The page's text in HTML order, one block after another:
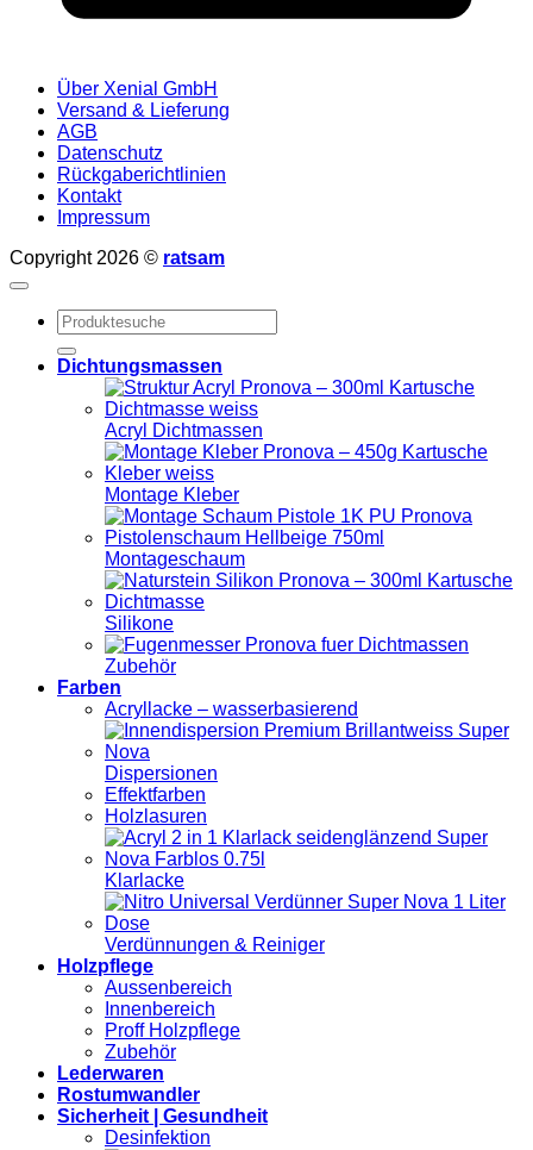
Über Xenial GmbH
Versand & Lieferung
AGB
Datenschutz
Rückgaberichtlinien
Kontakt
Impressum
Copyright 2026 © ratsam
Suchen
nach:
Dichtungsmassen
Acryl Dichtmassen
Montage Kleber
Montageschaum
Silikone
Zubehör
Farben
Acryllacke – wasserbasierend
Dispersionen
Effektfarben
Holzlasuren
Klarlacke
Verdünnungen & Reiniger
Holzpflege
Aussenbereich
Innenbereich
Proff Holzpflege
Zubehör
Lederwaren
Rostumwandler
Sicherheit | Gesundheit
Desinfektion